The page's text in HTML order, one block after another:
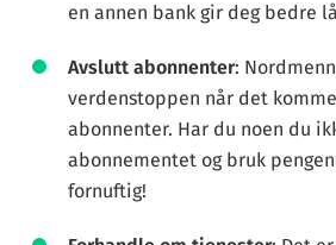
en annen bank gir deg bedre
Avslutt abonnenter:
verdenstoppen når det
abonnenter. Har du noen du
abonnementet og bruk
fornuftig!